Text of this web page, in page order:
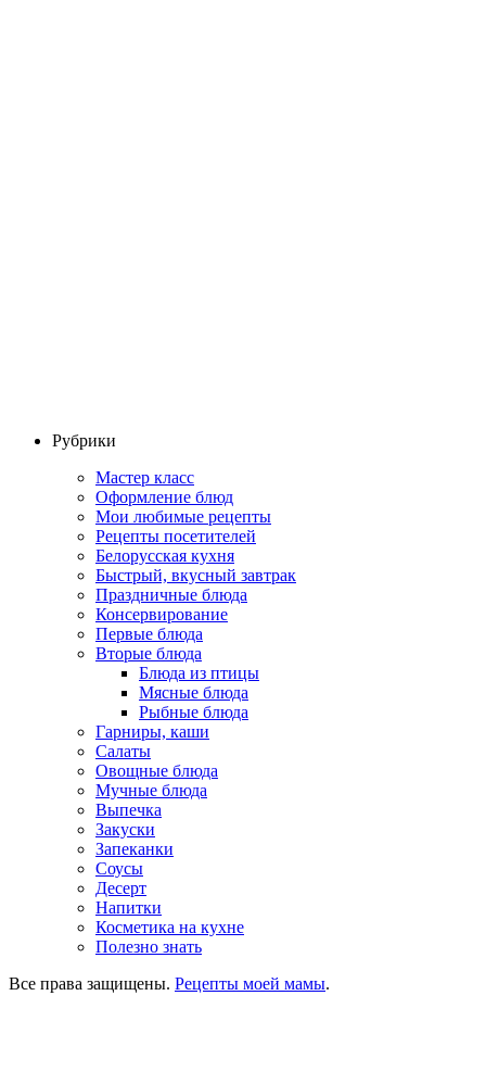
Рубрики
Мастер класс
Оформление блюд
Мои любимые рецепты
Рецепты посетителей
Белорусская кухня
Быстрый, вкусный завтрак
Праздничные блюда
Консервирование
Первые блюда
Вторые блюда
Блюда из птицы
Мясные блюда
Рыбные блюда
Гарниры, каши
Салаты
Овощные блюда
Мучные блюда
Выпечка
Закуски
Запеканки
Соусы
Десерт
Напитки
Косметика на кухне
Полезно знать
Все права защищены. Рецепты моей мамы.